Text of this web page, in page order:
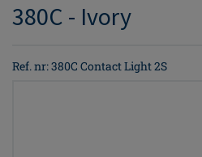
380C - Ivory
Ref. nr: 380C Contact Light 2S